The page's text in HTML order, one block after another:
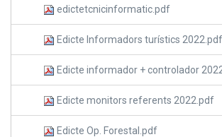
edictetcnicinformatic.pdf
Edicte Informadors turístics 2022.pdf
Edicte informador + controlador
Edicte monitors referents 2022.pdf
Edicte Op. Forestal.pdf